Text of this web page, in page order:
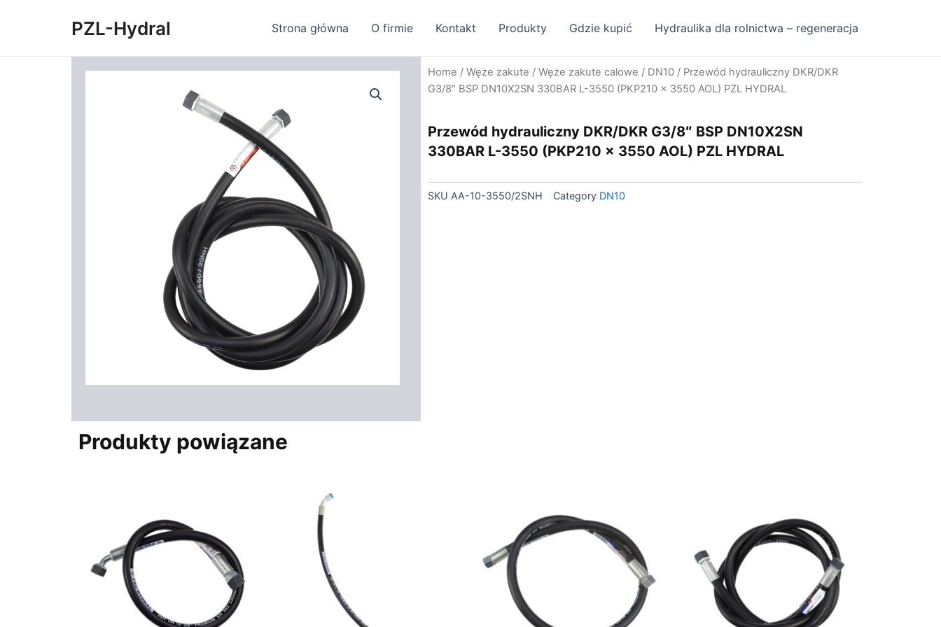
PZL-Hydral Strona główna O firmie Kontakt Produkty Gdzie kupić Hydraulika dla rolnictwa – regeneracja
Home / Węże zakute / Węże zakute calowe / DN10 / Przewód hydrauliczny DKR/DKR
G3/8″ BSP DN10X2SN 330BAR L-3550 (PKP210 x 3550 AOL) PZL HYDRAL
Przewód hydrauliczny DKR/DKR G3/8″ BSP DN10X2SN
330BAR L-3550 (PKP210 x 3550 AOL) PZL HYDRAL
SKU AA-10-3550/2SNH Category DN10
Produkty powiązane